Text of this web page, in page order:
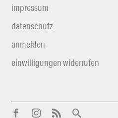
impressum
datenschutz
anmelden
einwilligungen widerrufen